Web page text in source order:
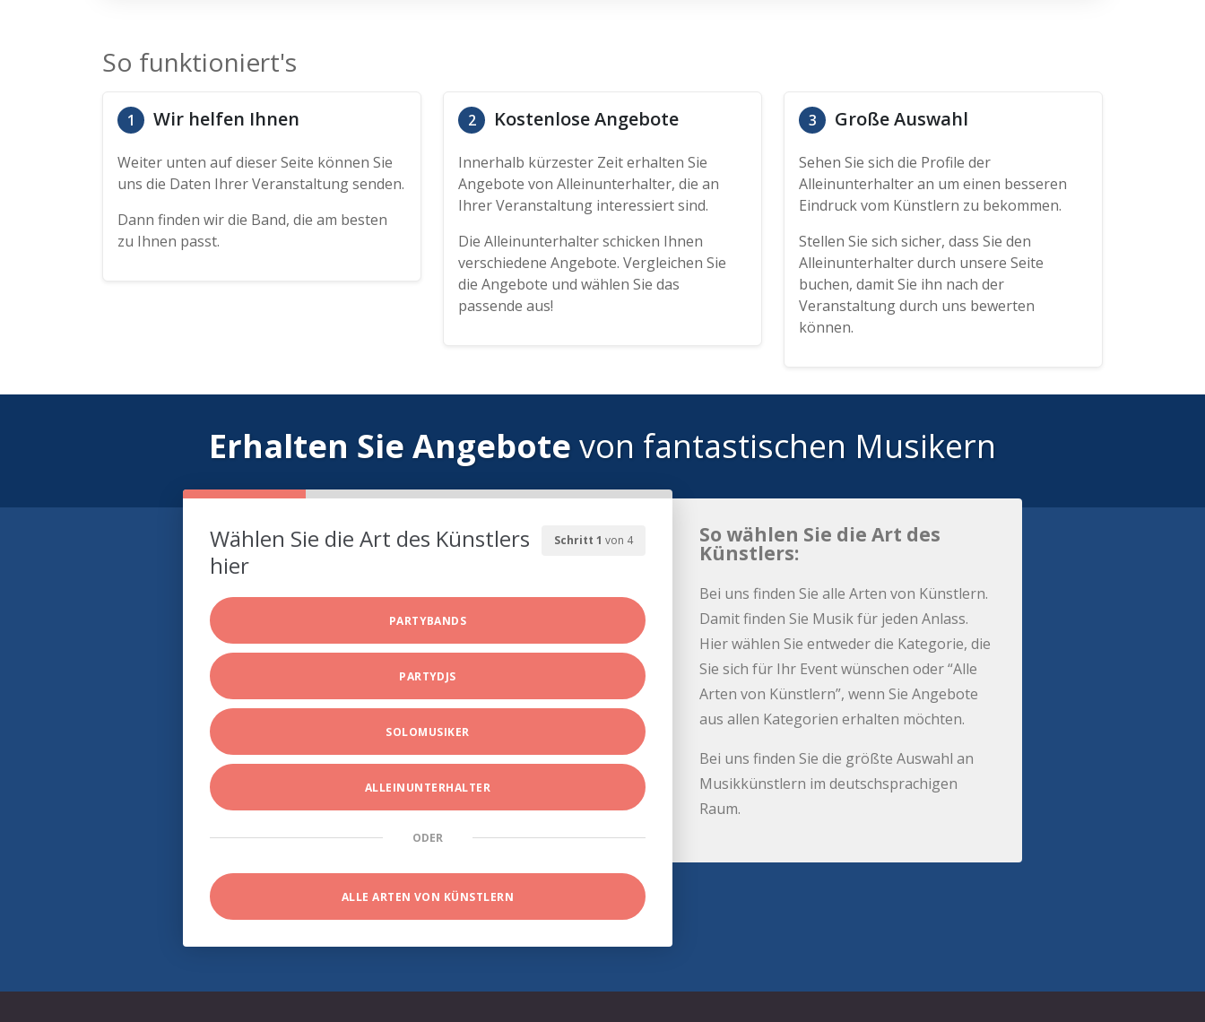
So funktioniert's
1 Wir helfen Ihnen
Weiter unten auf dieser Seite können Sie
uns die Daten Ihrer Veranstaltung senden.
Dann finden wir die Band, die am besten
zu Ihnen passt.
2 Kostenlose Angebote
Innerhalb kürzester Zeit erhalten Sie
Angebote von Alleinunterhalter, die an
Ihrer Veranstaltung interessiert sind.
Die Alleinunterhalter schicken Ihnen
verschiedene Angebote. Vergleichen Sie
die Angebote und wählen Sie das
passende aus!
3 Große Auswahl
Sehen Sie sich die Profile der
Alleinunterhalter an um einen besseren
Eindruck vom Künstlern zu bekommen.
Stellen Sie sich sicher, dass Sie den
Alleinunterhalter durch unsere Seite
buchen, damit Sie ihn nach der
Veranstaltung durch uns bewerten
können.
Erhalten Sie Angebote von fantastischen Musikern
Schritt 1 von 4
Wählen Sie die Art des Künstlers
hier
PARTYBANDS
PARTYDJS
SOLOMUSIKER
ALLEINUNTERHALTER
ODER
ALLE ARTEN VON KÜNSTLERN
So wählen Sie die Art des
Künstlers:
Bei uns finden Sie alle Arten von Künstlern.
Damit finden Sie Musik für jeden Anlass.
Hier wählen Sie entweder die Kategorie, die
Sie sich für Ihr Event wünschen oder “Alle
Arten von Künstlern”, wenn Sie Angebote
aus allen Kategorien erhalten möchten.
Bei uns finden Sie die größte Auswahl an
Musikkünstlern im deutschsprachigen
Raum.